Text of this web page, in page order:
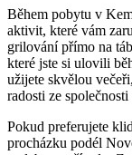
Během pobytu v
aktivit, které vám
grilování přímo na
které jste si ulovili
užijete skvělou
radosti ze
Pokud preferujete
procházku podél